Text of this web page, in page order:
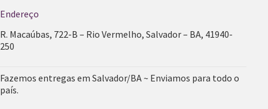
Endereço
R. Macaúbas, 722-B – Rio Vermelho, Salvador – BA, 41940-
250
Fazemos entregas em Salvador/BA ~ Enviamos para todo o
país.